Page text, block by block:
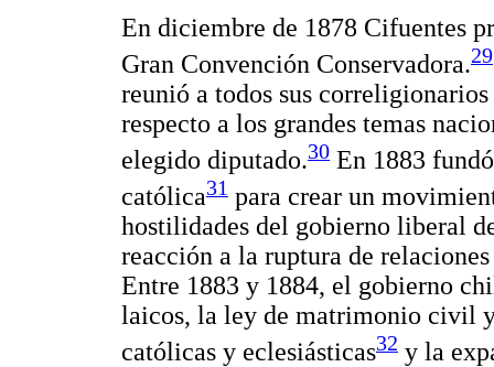
En diciembre de 1878 Cifuentes
Gran Convención Conservadora.29
reunió a todos sus
respecto a los grandes temas
elegido diputado.30 En 1883
católica31 para crear un
hostilidades del gobierno liberal
reacción a la ruptura de
Entre 1883 y 1884, el gobierno
laicos, la ley de matrimonio civil
católicas y eclesiásticas32 y la